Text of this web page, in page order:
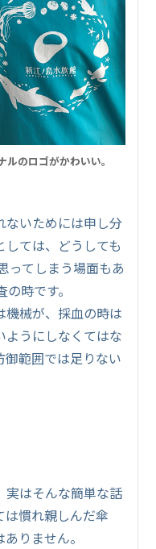
のロゴがかわいい。
ないためには申し分
ては、どうしても
ってしまう場面もあ
時です。
機械が、採血の時は
ようにしなくてはな
御範囲では足りない
はそんな簡単な話
は慣れ親しんだ傘
りません。